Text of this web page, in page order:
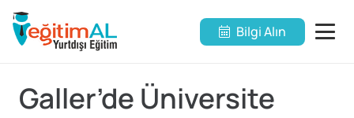
Bilgi Alın
Galler’de Üniversite